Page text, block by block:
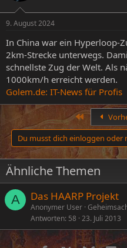
l
e
l
t
m
9. August 2024
In China war ein Hyperloop-
2km-Strecke unterwegs.
schnellste Zug der Welt. Als
1000km/h erreicht werden.
Golem.de: IT-News für Profis
Erste
Du musst dich einloggen
Ähnliche Themen
A Das HAARP Projekt
Anonymer User
Antworten 58 23. Juli 2013